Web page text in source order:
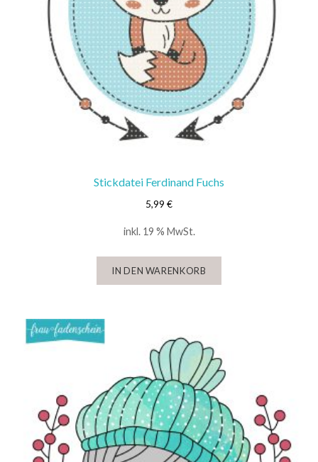
Stickdatei Ferdinand Fuchs
5,99 €
inkl. 19 % MwSt.
IN DEN WARENKORB